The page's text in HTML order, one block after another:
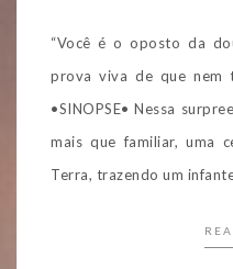
“Você é o oposto da
prova viva de que nem
•SINOPSE• Nessa
mais que familiar, uma
Terra, trazendo um